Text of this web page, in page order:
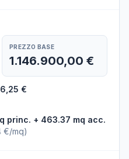
PREZZO BASE
1.146.900,00 €
€
princ. + 463.37 mq acc.
€/mq)